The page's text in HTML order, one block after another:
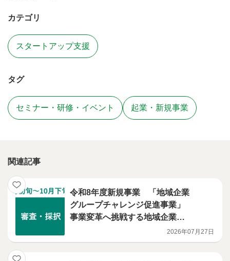
カテゴリ
スタートアップ支援
タグ
セミナー・研修・イベント 起業・新規事業
関連記事
令和8年度新規事業 「地域企業
グループチャレンジ促進事業」
事業変革へ挑戦する地域企業グ
2026年07月27日